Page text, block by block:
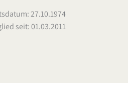
27.10.1974
seit: 01.03.2011